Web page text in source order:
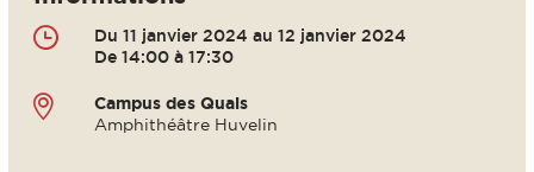
Du 11 janvier 2024 au 12 janvier 2024
De 14:00 à 17:30
Campus des Quais
Amphithéâtre Huvelin